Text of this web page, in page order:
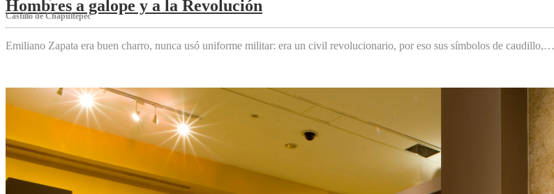
Hombres a galope y a la Revolución
Castillo de Chapultepec
Emiliano Zapata era buen charro, nunca usó uniforme militar: era un civil revolucionario, por eso sus símbolos de caudillo,…